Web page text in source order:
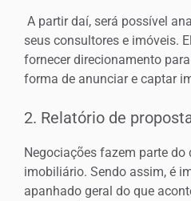
A partir daí, será possível
seus consultores e imóveis.
fornecer direcionamento
forma de anunciar e captar
2. Relatório de
Negociações fazem parte
imobiliário. Sendo assim, é
apanhado geral do que